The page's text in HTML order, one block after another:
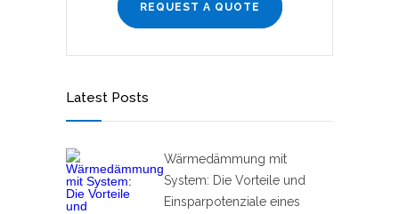
REQUEST A QUOTE
Latest Posts
Wärmedämmung mit
System: Die Vorteile und
Einsparpotenziale eines